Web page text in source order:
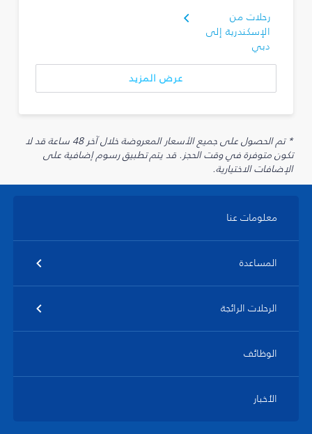
رحلات من
الإسكندرية إلى
دبي
عرض المزيد
* تم الحصول على جميع الأسعار المعروضة خلال آخر 48 ساعة قد لا
تكون متوفرة في وقت الحجز. قد يتم تطبيق رسوم إضافية على
الإضافات الاختيارية.
معلومات عنا
المساعدة
الرحلات الرائجة
الوظائف
الأخبار